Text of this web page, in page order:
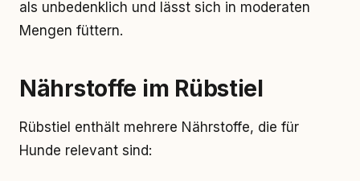
als unbedenklich und lässt sich in moderaten
Mengen füttern.
Nährstoffe im Rübstiel
Rübstiel enthält mehrere Nährstoffe, die für
Hunde relevant sind: